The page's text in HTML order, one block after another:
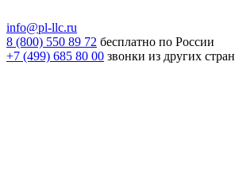
info@pl-llc.ru
8 (800) 550 89 72 бесплатно по России
+7 (499) 685 80 00 звонки из других стран